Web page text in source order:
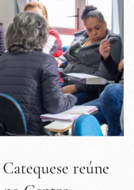
reúne